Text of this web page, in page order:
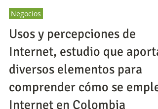
CNC
14 mar 2024
Negocios
Usos y percepciones de
Internet, estudio que aporta